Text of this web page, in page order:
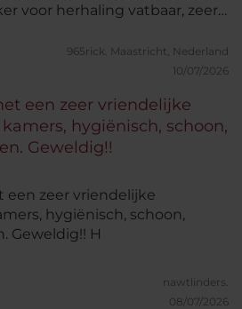
voor herhaling vatbaar, zeer
965rick. Maastricht, Nederland
10/07/2026
een zeer vriendelijke
hygiënisch, schoon,
Geweldig!!
een zeer vriendelijke
hygiënisch, schoon,
Geweldig!! H
nawtlinders.
08/07/2026